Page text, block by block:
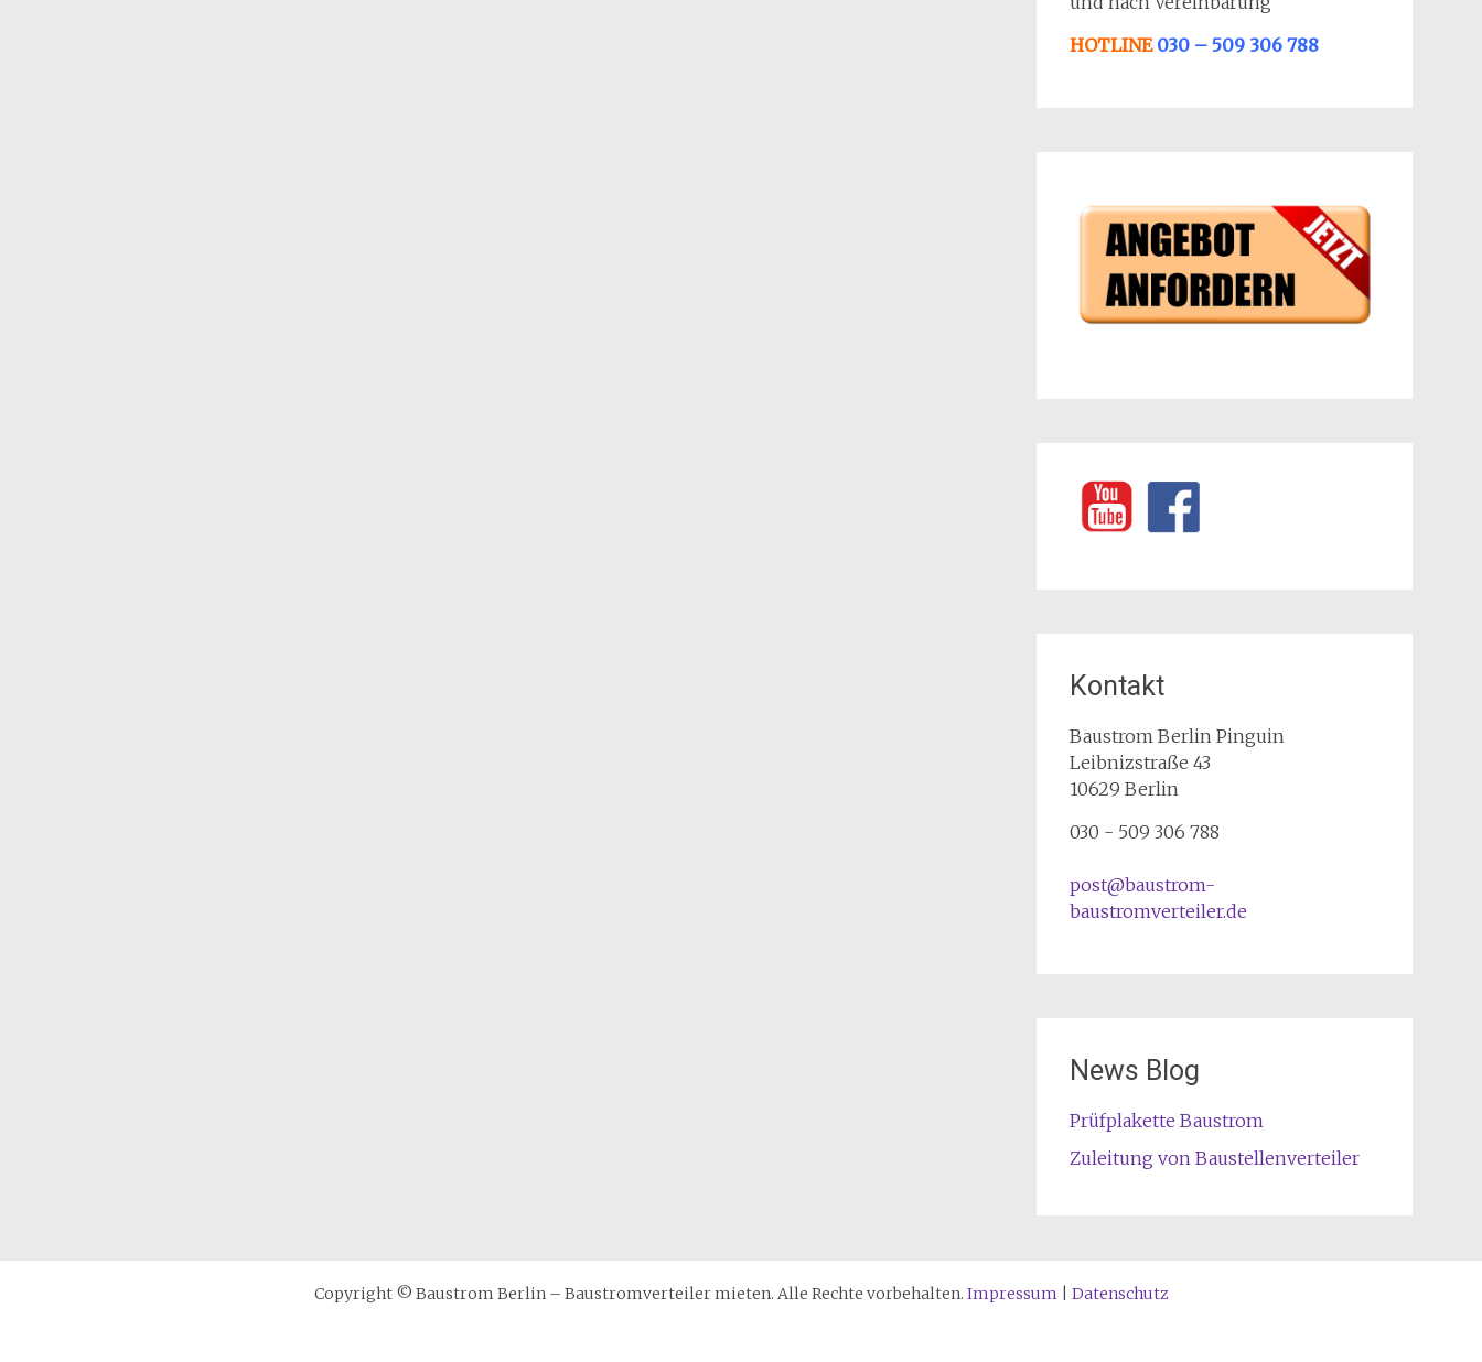
HOTLINE 030 – 509 306 788
Kontakt
Baustrom Berlin Pinguin
Leibnizstraße 43
10629 Berlin
030 - 509 306 788
post@baustrom-
baustromverteiler.de
News Blog
Prüfplakette Baustrom
Zuleitung von Baustellenverteiler
Copyright © Baustrom Berlin – Baustromverteiler mieten. Alle Rechte vorbehalten. Impressum Datenschutz